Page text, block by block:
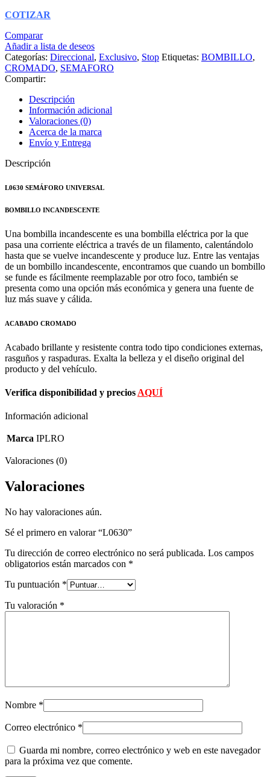
COTIZAR
Comparar
Añadir a lista de deseos
Categorías: Direccional, Exclusivo, Stop Etiquetas: BOMBILLO,
CROMADO, SEMAFORO
Compartir:
Descripción
Información adicional
Valoraciones (0)
Acerca de la marca
Envío y Entrega
Descripción
L0630 SEMÁFORO UNIVERSAL
BOMBILLO INCANDESCENTE
Una bombilla incandescente es una bombilla eléctrica por la que
pasa una corriente eléctrica a través de un filamento, calentándolo
hasta que se vuelve incandescente y produce luz. Entre las ventajas
de un bombillo incandescente, encontramos que cuando un bombillo
se funde es fácilmente reemplazable por otro foco, también se
presenta como una opción más económica y genera una fuente de
luz más suave y cálida.
ACABADO CROMADO
Acabado brillante y resistente contra todo tipo condiciones externas,
rasguños y raspaduras. Exalta la belleza y el diseño original del
producto y del vehículo.
Verifica disponibilidad y precios AQUÍ
Información adicional
Marca IPLRO
Valoraciones (0)
Valoraciones
No hay valoraciones aún.
Sé el primero en valorar “L0630”
Tu dirección de correo electrónico no será publicada. Los campos
obligatorios están marcados con *
Tu puntuación *
Tu valoración *
Nombre *
Correo electrónico *
Guarda mi nombre, correo electrónico y web en este navegador
para la próxima vez que comente.